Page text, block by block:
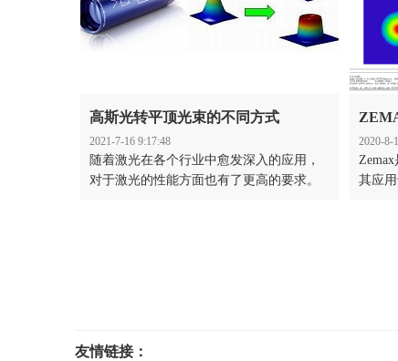
高斯光转平顶光束的不同方式
2021-7-16 9:17:48
随着激光在各个行业中愈发深入的应用，
对于激光的性能方面也有了更高的要求。
2020-8-
其应
友情链接：